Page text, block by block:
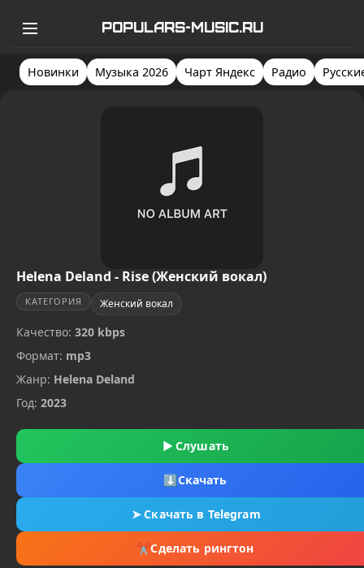
POPULARS-MUSIC.RU
Новинки Музыка 2026 Чарт Яндекс Радио
Helena Deland - Rise (Женский вокал)
КАТЕГОРИЯ Женский вокал
Качество: 320 kbps
Формат: mp3
Жанр: Helena Deland
Год: 2023
▶ Слушать
⬇Скачать
➤Скачать в Telegram
✂Сделать рингтон